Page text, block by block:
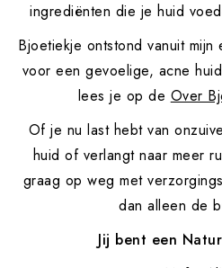
ingrediënten die je huid
Bjoetiekje ontstond vanuit
voor een gevoelige, acne
lees je op de Over
Of je nu last hebt van
huid of verlangt naar meer
graag op weg met
dan alleen de
Jij bent een